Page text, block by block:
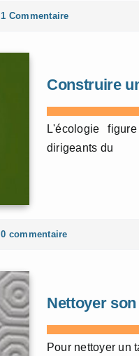
1 Commentaire
Construire
L'écologie
dirigeants du
0 commentaire
Nettoyer
Pour nettoyer un